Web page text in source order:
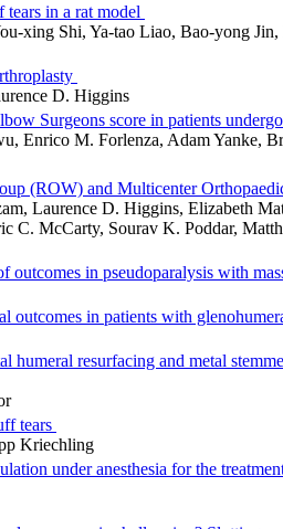
in a rat model
xing Shi, Ya-tao Liao, Bao-yong
D. Higgins
Surgeons score in patients
Enrico M. Forlenza, Adam Yanke,
(ROW) and Multicenter
Laurence D. Higgins, Elizabeth
McCarty, Sourav K. Poddar,
outcomes in pseudoparalysis with
outcomes in patients with
resurfacing and metal
tears
Kriechling
under anesthesia for the